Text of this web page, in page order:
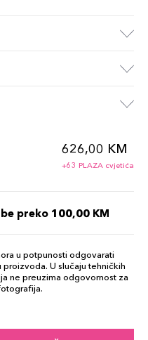
626,00 KM
+63 PLAZA cvjetića
preko 100,00 KM
u potpunosti odgovarati
U slučaju tehničkih
ne preuzima odgovornost za